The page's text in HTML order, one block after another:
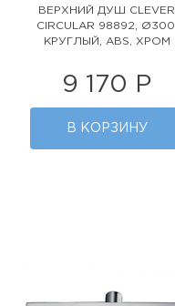
ВЕРХНИЙ ДУШ CLEVER
CIRCULAR 98892, Ø300,
КРУГЛЫЙ, ABS, ХРОМ
9 170 Р
В КОРЗИНУ